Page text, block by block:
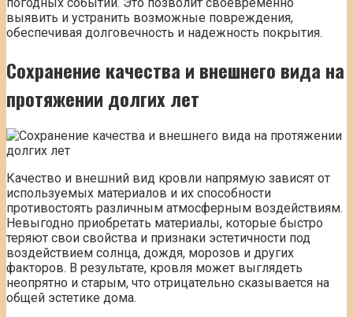
погодных событий. Это позволит своевременно
выявить и устранить возможные повреждения,
обеспечивая долговечность и надежность покрытия.
Сохранение качества и внешнего вида на
протяжении долгих лет
Качество и внешний вид кровли напрямую зависят от
используемых материалов и их способности
противостоять различным атмосферным воздействиям.
Невыгодно приобретать материалы, которые быстро
теряют свои свойства и признаки эстетичности под
воздействием солнца, дождя, морозов и других
факторов. В результате, кровля может выглядеть
неопрятно и старым, что отрицательно сказывается на
общей эстетике дома.